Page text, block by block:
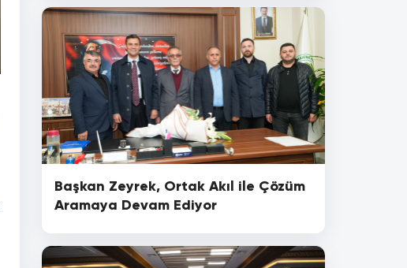
Başkan Zeyrek, Ortak Akıl ile Çözüm
Aramaya Devam Ediyor